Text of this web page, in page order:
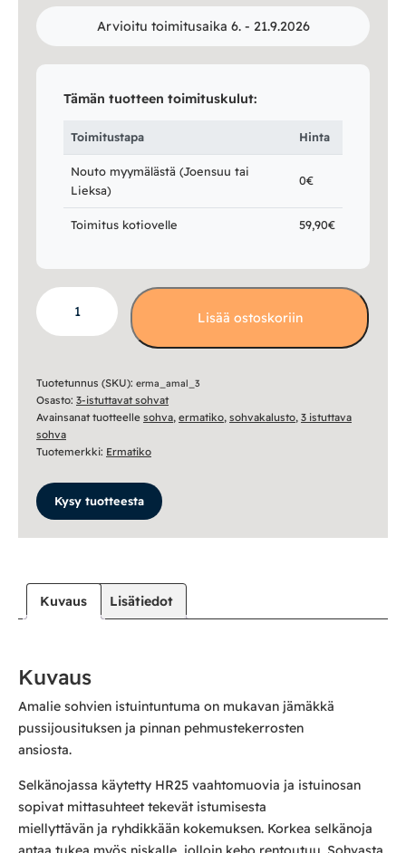
Arvioitu toimitusaika 6. - 21.9.2026
Tämän tuotteen toimituskulut:
Toimitustapa Hinta
Nouto myymälästä (Joensuu tai
Lieksa)
0€
Toimitus kotiovelle 59,90€
Amalie
3-
istuttava
määrä
Lisää ostoskoriin
Tuotetunnus (SKU): erma_amal_3
Osasto: 3-istuttavat sohvat
Avainsanat tuotteelle sohva, ermatiko, sohvakalusto, 3 istuttava
sohva
Tuotemerkki: Ermatiko
Kysy tuotteesta
Kuvaus Lisätiedot
Kuvaus
Amalie sohvien istuintuntuma on mukavan jämäkkä
pussijousituksen ja pinnan pehmustekerrosten
ansiosta.
Selkänojassa käytetty HR25 vaahtomuovia ja istuinosan
sopivat mittasuhteet tekevät istumisesta
miellyttävän ja ryhdikkään kokemuksen. Korkea selkänoja